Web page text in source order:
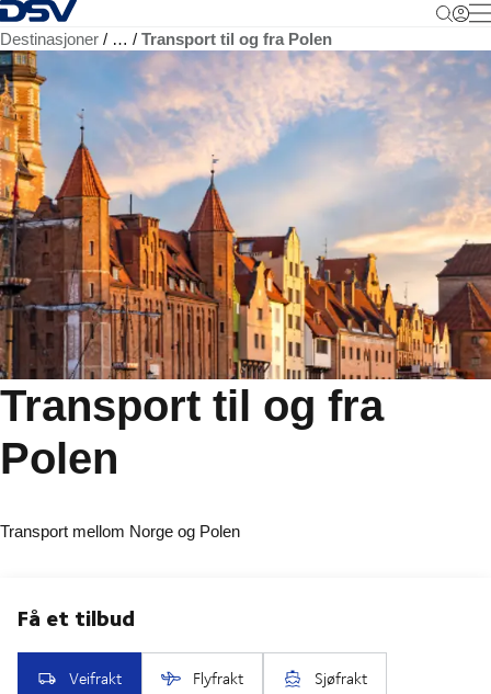
Tilbake til hjemmesiden
Destinasjoner … Transport til og fra Polen
Transport til og fra
Polen
Transport mellom Norge og Polen